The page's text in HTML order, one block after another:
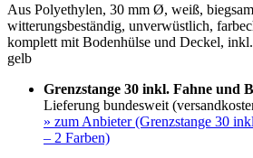
Aus Polyethylen, 30 mm Ø, weiß,
witterungsbeständig, unverwüstlich,
komplett mit Bodenhülse und Deckel,
gelb
Grenzstange 30 inkl. Fahne und
Lieferung bundesweit
» zum Anbieter (Grenzstange 30
– 2 Farben)